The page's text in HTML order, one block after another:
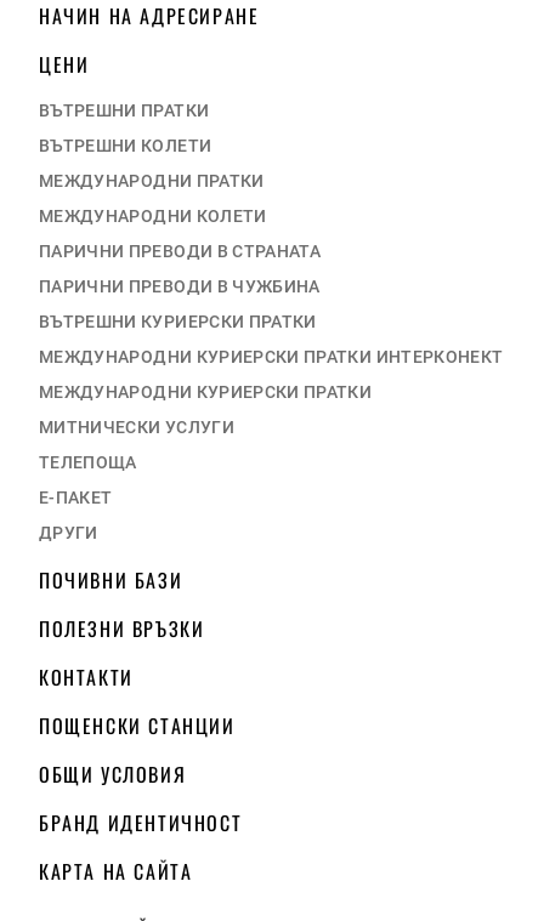
НАЧИН НА АДРЕСИРАНЕ
ЦЕНИ
ВЪТРЕШНИ ПРАТКИ
ВЪТРЕШНИ КОЛЕТИ
МЕЖДУНАРОДНИ ПРАТКИ
МЕЖДУНАРОДНИ КОЛЕТИ
ПАРИЧНИ ПРЕВОДИ В СТРАНАТА
ПАРИЧНИ ПРЕВОДИ В ЧУЖБИНА
ВЪТРЕШНИ КУРИЕРСКИ ПРАТКИ
МЕЖДУНАРОДНИ КУРИЕРСКИ ПРАТКИ ИНТЕРКОНЕКТ
МЕЖДУНАРОДНИ КУРИЕРСКИ ПРАТКИ
МИТНИЧЕСКИ УСЛУГИ
ТЕЛЕПОЩА
Е-ПАКЕТ
ДРУГИ
ПОЧИВНИ БАЗИ
ПОЛЕЗНИ ВРЪЗКИ
КОНТАКТИ
ПОЩЕНСКИ СТАНЦИИ
ОБЩИ УСЛОВИЯ
БРАНД ИДЕНТИЧНОСТ
КАРТА НА САЙТА